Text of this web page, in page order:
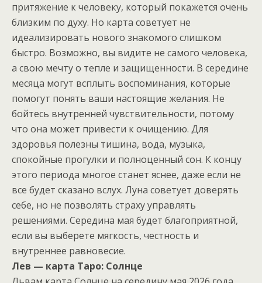
притяжение к человеку, который покажется очень
близким по духу. Но карта советует не
идеализировать нового знакомого слишком
быстро. Возможно, вы видите не самого человека,
а свою мечту о тепле и защищенности. В середине
месяца могут всплыть воспоминания, которые
помогут понять ваши настоящие желания. Не
бойтесь внутренней чувствительности, потому
что она может привести к очищению. Для
здоровья полезны тишина, вода, музыка,
спокойные прогулки и полноценный сон. К концу
этого периода многое станет яснее, даже если не
все будет сказано вслух. Луна советует доверять
себе, но не позволять страху управлять
решениями. Середина мая будет благоприятной,
если вы выберете мягкость, честность и
внутреннее равновесие.
Лев — карта Таро: Солнце